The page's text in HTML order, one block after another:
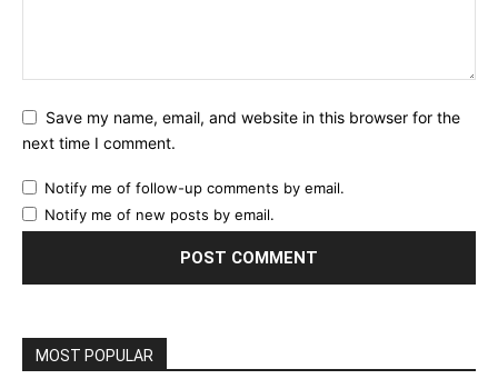
Save my name, email, and website in this browser for the
next time I comment.
Notify me of follow-up comments by email.
Notify me of new posts by email.
MOST POPULAR